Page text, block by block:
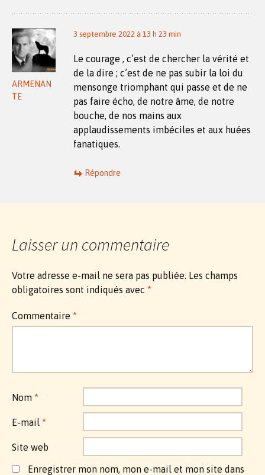
ARMENAN
TE
3 septembre 2022 à 13 h 23 min
Le courage , c’est de chercher la vérité et
de la dire ; c’est de ne pas subir la loi du
mensonge triomphant qui passe et de ne
pas faire écho, de notre âme, de notre
bouche, de nos mains aux
applaudissements imbéciles et aux huées
fanatiques.
Répondre
Laisser un commentaire
Votre adresse e-mail ne sera pas publiée. Les champs
obligatoires sont indiqués avec *
Commentaire *
Nom *
E-mail *
Site web
Enregistrer mon nom, mon e-mail et mon site dans